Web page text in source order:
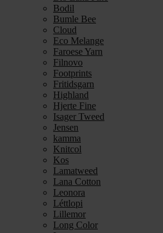
Bodil
Bumle Bee
Cloud
Eco Melange
Faroese Yarn
Filnovo
Footprints
Fritidsgarn
Highland
Hjerte Fine
Isager Tweed
Jensen
kamma
Knitcol
Kos
Lamatweed
Lana Cotton
Leonora
Léttlopi
Lillemor
Long Color